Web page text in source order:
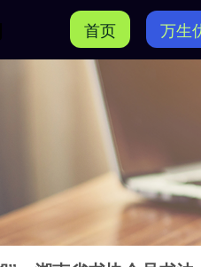
首页 万生